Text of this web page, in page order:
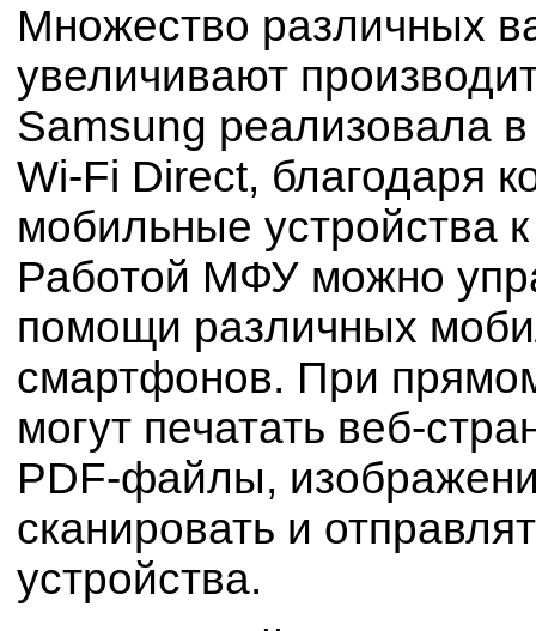
Множество различных
увеличивают
Samsung реализовала
Wi-Fi Direct, благодаря
мобильные устройства
Работой МФУ можно
помощи различных
смартфонов. При
могут печатать веб-
PDF-файлы,
сканировать и
устройства.